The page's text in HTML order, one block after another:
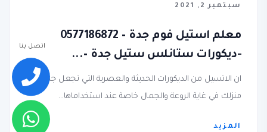
سبتمبر 2, 2021
معلم استيل فوم جدة – 0577186872
-ديكورات ستانلس ستيل جدة –...
ان الاتسيل من الديكورات الحديثة والعصرية التي تجعل جدران
منزلك في غاية الروعة والجمال خاصة عند استخداماها...
المزيد
اتصل بنا